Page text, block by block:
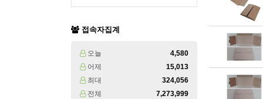
접속자집계
오늘
4,580
어제
15,013
최대
324,056
전체
7,273,999